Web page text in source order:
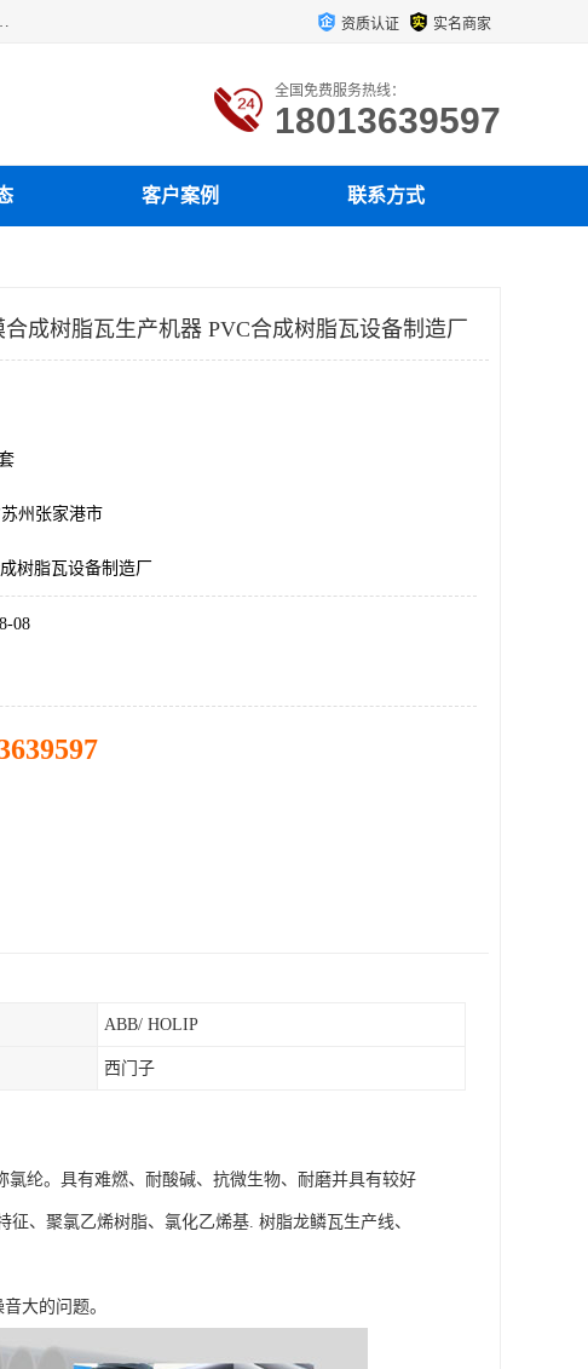
栅板生产线、PVC扣板生产线、塑料建筑模板生产线。操作方便，性能稳定，价格合理，质量保障。 资质认证 实名商家
全国免费服务热线：
18013639597
客户案例 联系方式
成树脂瓦生产机器 PVC合成树脂瓦设备制造厂
州张家港市
树脂瓦设备制造厂
08
ABB/ HOLIP
西门子
纶。具有难燃、耐酸碱、抗微生物、耐磨并具有较好
、聚氯乙烯树脂、氯化乙烯基. 树脂龙鳞瓦生产线、
大的问题。